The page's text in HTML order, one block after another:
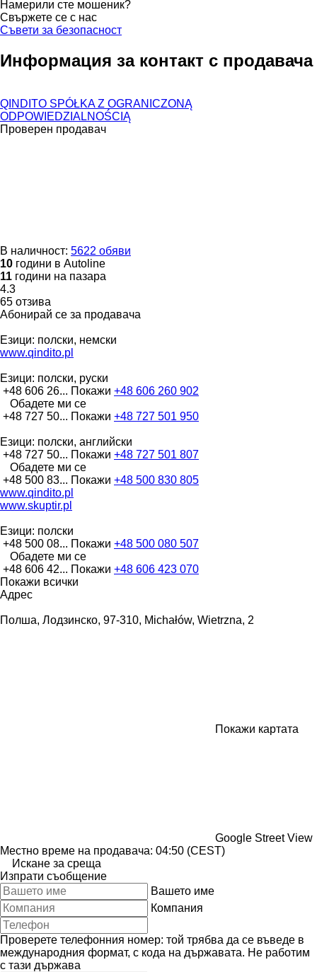
Намерили сте мошеник?
Свържете се с нас
Съвети за безопасност
Информация за контакт с продавача
QINDITO SPÓŁKA Z OGRANICZONĄ
ODPOWIEDZIALNOŚCIĄ
Проверен продавач
В наличност: 5622 обяви
10 години в Autoline
11 години на пазара
4.3
65 отзива
Абонирай се за продавача
Езици: полски, немски
www.qindito.pl
Езици: полски, руски
+48 606 26... Покажи +48 606 260 902
Обадете ми се
+48 727 50... Покажи +48 727 501 950
Езици: полски, английски
+48 727 50... Покажи +48 727 501 807
Обадете ми се
+48 500 83... Покажи +48 500 830 805
www.qindito.pl
www.skuptir.pl
Езици: полски
+48 500 08... Покажи +48 500 080 507
Обадете ми се
+48 606 42... Покажи +48 606 423 070
Покажи всички
Адрес
Полша, Лодзинско, 97-310, Michałów, Wietrzna, 2
Покажи картата
Google Street View
Местно време на продавача: 04:50 (CEST)
Искане за среща
Изпрати съобщение
Вашето име
Компания
Проверете телефонния номер: той трябва да се въведе в
международния формат, с кода на държавата. Не работим
с тази държава